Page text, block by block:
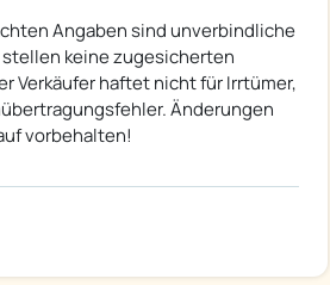
Angaben sind unverbindliche
keine zugesicherten
Verkäufer haftet nicht für Irrtümer,
Änderungen
vorbehalten!